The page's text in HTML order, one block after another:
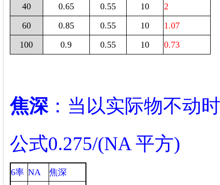
40
0.65 0.55 10
2
60
0.85 0.55 10
1.07
100
0.9 0.55 10 0.73
焦深：当以实际物不动
公式0.275/(NA 平方)
6率 NA
焦深